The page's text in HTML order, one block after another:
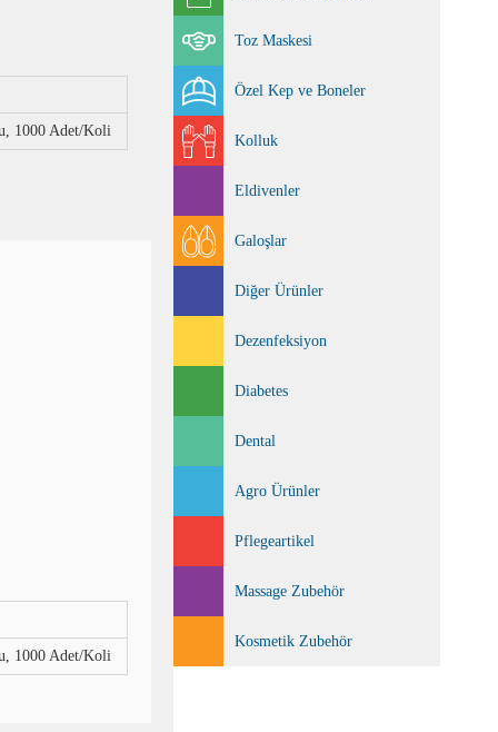
1000 Adet/Koli
1000 Adet/Koli
Toz Maskesi
Özel Kep ve Boneler
Kolluk
Eldivenler
Galoşlar
Diğer Ürünler
Dezenfeksiyon
Diabetes
Dental
Agro Ürünler
Pflegeartikel
Massage Zubehör
Kosmetik Zubehör